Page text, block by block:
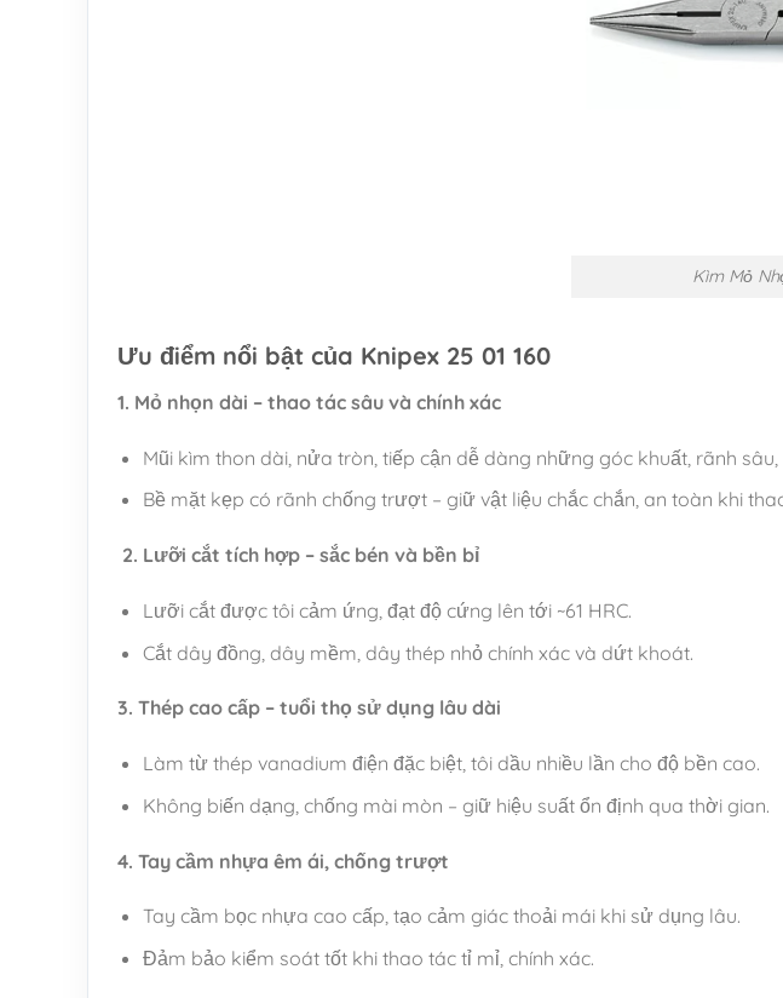
Kìm Mỏ
Ưu điểm nổi bật của Knipex 25 01 160
1. Mỏ nhọn dài – thao tác sâu và chính xác
Mũi kìm thon dài, nửa tròn, tiếp cận dễ dàng những góc khuất, rãnh
Bề mặt kẹp có rãnh chống trượt – giữ vật liệu chắc chắn, an toàn khi
2. Lưỡi cắt tích hợp – sắc bén và bền bỉ
Lưỡi cắt được tôi cảm ứng, đạt độ cứng lên tới ~61 HRC.
Cắt dây đồng, dây mềm, dây thép nhỏ chính xác và dứt khoát.
3. Thép cao cấp – tuổi thọ sử dụng lâu dài
Làm từ thép vanadium điện đặc biệt, tôi dầu nhiều lần cho độ bền cao.
Không biến dạng, chống mài mòn – giữ hiệu suất ổn định qua thời gian.
4. Tay cầm nhựa êm ái, chống trượt
Tay cầm bọc nhựa cao cấp, tạo cảm giác thoải mái khi sử dụng lâu.
Đảm bảo kiểm soát tốt khi thao tác tỉ mỉ, chính xác.